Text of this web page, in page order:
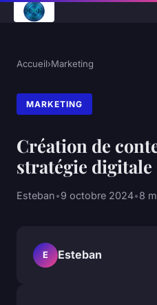
Accueil›Marketing
MARKETING
Création de
stratégie digitale
Esteban•9 octobre 2024•8
E Esteban